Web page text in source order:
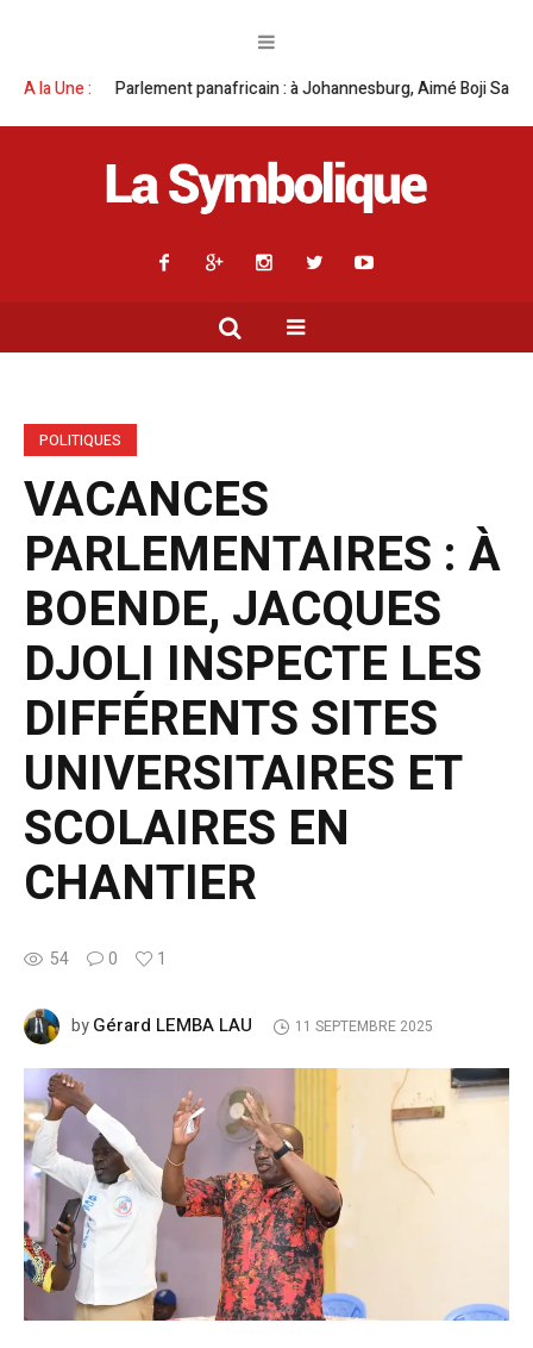
A la Une :: à Johannesburg, Aimé Boji Sangara multiplie les plaidoyers
POLITIQUES
VACANCES
PARLEMENTAIRES : À
BOENDE, JACQUES
DJOLI INSPECTE LES
DIFFÉRENTS SITES
UNIVERSITAIRES ET
SCOLAIRES EN
CHANTIER
54 0 1
byGérard LEMBA LAU 11 SEPTEMBRE 2025